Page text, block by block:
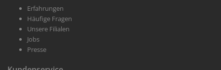
Erfahrungen
Häufige Fragen
Unsere Filialen
Jobs
Presse